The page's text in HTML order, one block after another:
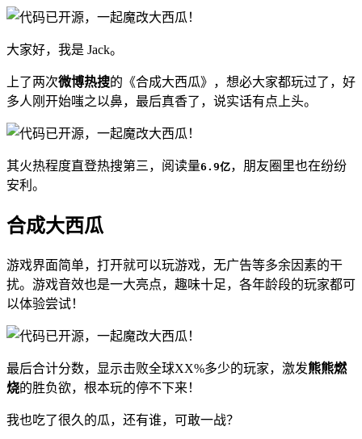
大家好，我是 Jack。
上了两次微博热搜的《合成大西瓜》，想必大家都玩过了，好
多人刚开始嗤之以鼻，最后真香了，说实话有点上头。
其火热程度直登热搜第三，阅读量6.9亿，朋友圈里也在纷纷
安利。
合成大西瓜
游戏界面简单，打开就可以玩游戏，无广告等多余因素的干
扰。游戏音效也是一大亮点，趣味十足，各年龄段的玩家都可
以体验尝试！
最后合计分数，显示击败全球XX%多少的玩家，激发熊熊燃
烧的胜负欲，根本玩的停不下来！
我也吃了很久的瓜，还有谁，可敢一战？